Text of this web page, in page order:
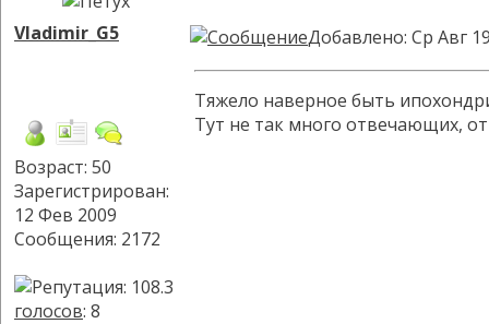
Vladimir_G5
Возраст: 50
Зарегистрирован:
12 Фев 2009
Сообщения: 2172
голосов: 8
Добавлено: Ср Авг
Тяжело наверное быть
Тут не так много отвечающих,